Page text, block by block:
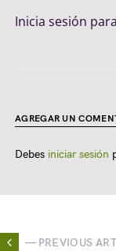
Inicia sesión
AGREGAR UN
Debes iniciar sesión
— PREVIOUS